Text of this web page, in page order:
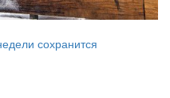
сохранится